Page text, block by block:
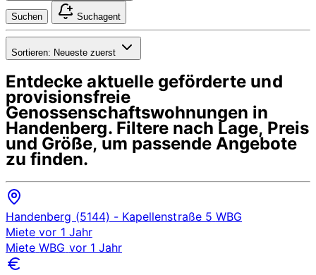
Suchen Suchagent
Sortieren: Neueste zuerst
Entdecke aktuelle geförderte und
provisionsfreie
Genossenschaftswohnungen in
Handenberg. Filtere nach Lage, Preis
und Größe, um passende Angebote
zu finden.
Handenberg (5144) - Kapellenstraße 5 WBG
Miete vor 1 Jahr
Miete WBG vor 1 Jahr